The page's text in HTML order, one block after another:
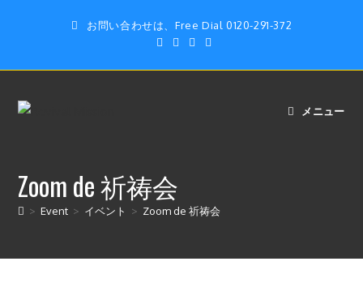
ン
お問い合わせは、Free Dial 0120-291-372
メニュー
Zoom de 祈祷会
> Event > イベント > Zoom de 祈祷会